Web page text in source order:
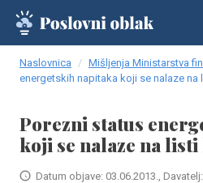
Naslovnica Mišljenja Ministarstva
energetskih napitaka koji se nalaze na
Porezni status
koji se nalaze na
Datum objave: 03.06.2013.,